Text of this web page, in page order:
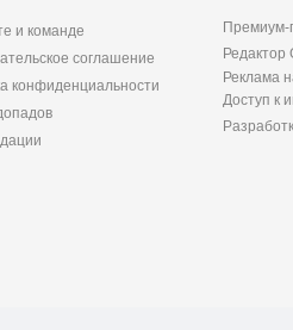
и команде
соглашение
конфиденциальности
Премиум-
Редактор
Реклама
Доступ к